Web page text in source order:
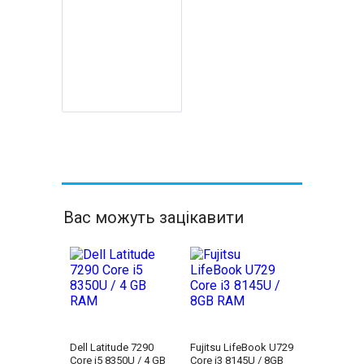
Вас можуть зацікавити
Dell Latitude 7290
Core i5 8350U / 4 GB
Fujitsu LifeBook U729
Core i3 8145U / 8GB